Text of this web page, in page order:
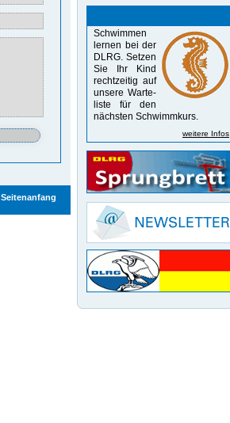
Seitenanfang
Schwimmen
lernen bei der
DLRG. Setzen
Sie Ihr Kind
recht­zeitig auf
unsere Warte­
liste für den
nächsten Schwimm­kurs.
weitere Infos